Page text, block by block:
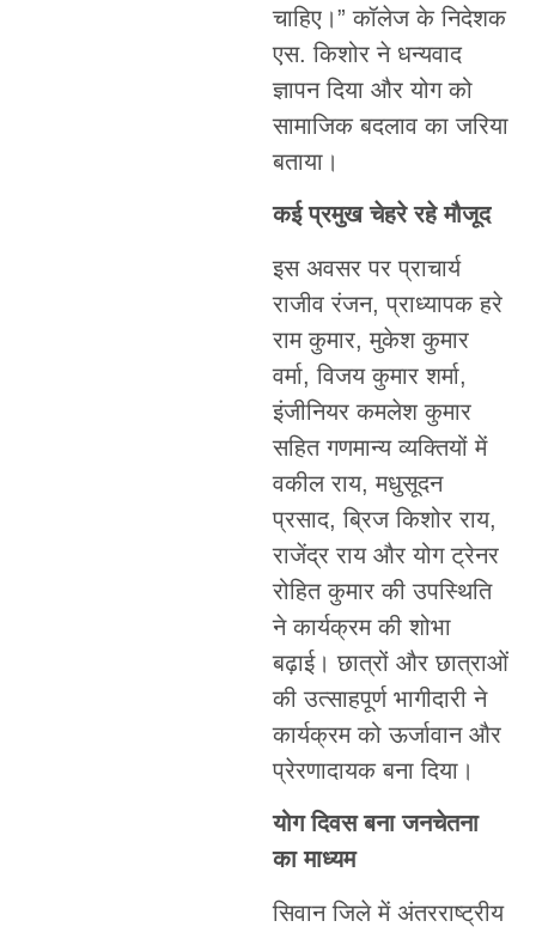
चाहिए।” कॉलेज के निदेशक
एस. किशोर ने धन्यवाद
ज्ञापन दिया और योग को
सामाजिक बदलाव का जरिया
बताया।
कई प्रमुख चेहरे रहे मौजूद
इस अवसर पर प्राचार्य
राजीव रंजन, प्राध्यापक हरे
राम कुमार, मुकेश कुमार
वर्मा, विजय कुमार शर्मा,
इंजीनियर कमलेश कुमार
सहित गणमान्य व्यक्तियों में
वकील राय, मधुसूदन
प्रसाद, ब्रिज किशोर राय,
राजेंद्र राय और योग ट्रेनर
रोहित कुमार की उपस्थिति
ने कार्यक्रम की शोभा
बढ़ाई। छात्रों और छात्राओं
की उत्साहपूर्ण भागीदारी ने
कार्यक्रम को ऊर्जावान और
प्रेरणादायक बना दिया।
योग दिवस बना जनचेतना
का माध्यम
सिवान जिले में अंतरराष्ट्रीय